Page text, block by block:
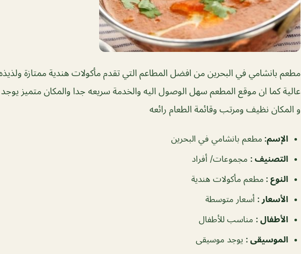
مطعم بانشامي في البحرين من افضل المطاعم التي تقدم مأكولات هندية ممتازة
عالية كما ان موقع المطعم سهل الوصول اليه والخدمة سريعه جدا والمكان متميز
و المكان نظيف ومرتب وقائمة الطعام رائعه
الإسم: مطعم بانشامي في البحرين
التصنيف : مجموعات/ أفراد
النوع : مطعم مأكولات هندية
الأسعار : أسعار متوسطة
الأطفال : مناسب للأطفال
الموسيقى : يوجد موسيقى